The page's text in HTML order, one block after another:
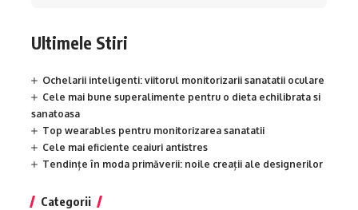
Ultimele Stiri
Ochelarii inteligenti: viitorul monitorizarii sanatatii oculare
Cele mai bune superalimente pentru o dieta echilibrata si
sanatoasa
Top wearables pentru monitorizarea sanatatii
Cele mai eficiente ceaiuri antistres
Tendințe în moda primăverii: noile creații ale designerilor
Categorii